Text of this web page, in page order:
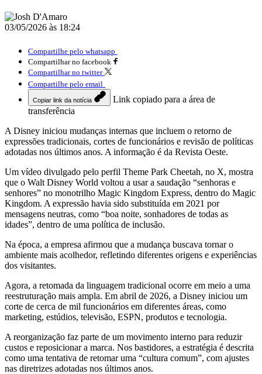
03/05/2026 às 18:24
Compartilhe pelo whatsapp
Compartilhar no facebook
Compartilhar no twitter
Compartilhe pelo email
Copiar link da notícia
Link copiado para a área de
transferência
A Disney iniciou mudanças internas que incluem o retorno de
expressões tradicionais, cortes de funcionários e revisão de políticas
adotadas nos últimos anos. A informação é da Revista Oeste.
Um vídeo divulgado pelo perfil Theme Park Cheetah, no X, mostra
que o Walt Disney World voltou a usar a saudação “senhoras e
senhores” no monotrilho Magic Kingdom Express, dentro do Magic
Kingdom. A expressão havia sido substituída em 2021 por
mensagens neutras, como “boa noite, sonhadores de todas as
idades”, dentro de uma política de inclusão.
Na época, a empresa afirmou que a mudança buscava tornar o
ambiente mais acolhedor, refletindo diferentes origens e experiências
dos visitantes.
Agora, a retomada da linguagem tradicional ocorre em meio a uma
reestruturação mais ampla. Em abril de 2026, a Disney iniciou um
corte de cerca de mil funcionários em diferentes áreas, como
marketing, estúdios, televisão, ESPN, produtos e tecnologia.
A reorganização faz parte de um movimento interno para reduzir
custos e reposicionar a marca. Nos bastidores, a estratégia é descrita
como uma tentativa de retomar uma “cultura comum”, com ajustes
nas diretrizes adotadas nos últimos anos.